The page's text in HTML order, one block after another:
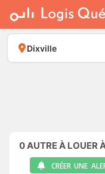
À LOUER
À VENDRE
PLACER UNE
Dixville
0AUTRE À LOUER
CRÉER UNE